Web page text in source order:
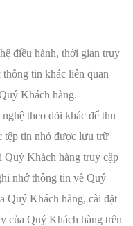
điều hành, thời gian truy
tin khác liên quan
Khách hàng.
theo dõi khác để thu
tệp tin nhỏ được lưu trữ
Quý Khách hàng truy cập
nhớ thông tin về Quý
Quý Khách hàng, cài đặt
của Quý Khách hàng trên